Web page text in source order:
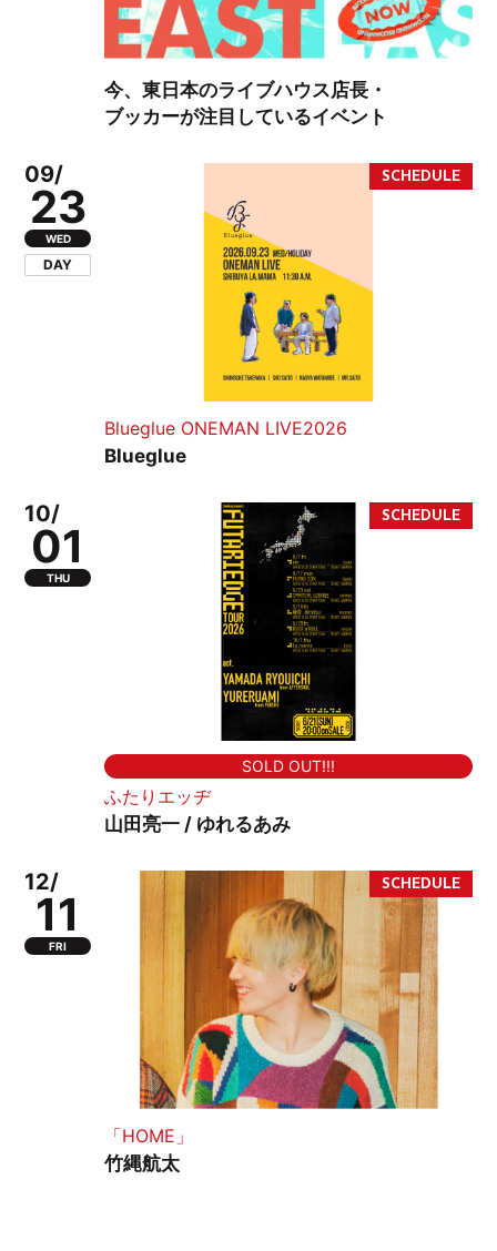
今、東日本のライブハウス店長・
ブッカーが注目しているイベント
09/
23
WED
DAY
Blueglue ONEMAN LIVE2026
Blueglue
10/
01
THU
SOLD OUT!!!
ふたりエッヂ
山田亮一 / ゆれるあみ
12/
11
FRI
「HOME」
竹縄航太